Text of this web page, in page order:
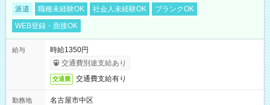
派遣 職種未経験OK 社会人未経験OK
ブランクOK
WEB登録・面接OK
給与
時給1350円
交通費別途支給あり
交通費 交通費支給有り
勤務地
名古屋市中区